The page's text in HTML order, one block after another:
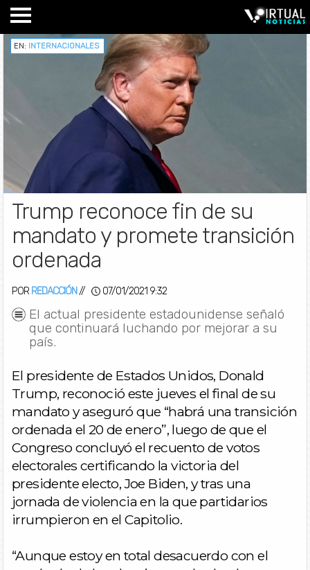
EN: INTERNACIONALES
Trump reconoce fin de su
mandato y promete transición
ordenada
POR REDACCIÓN // 07/01/2021 9:32
El actual presidente estadounidense señaló
que continuará luchando por mejorar a su
país.
El presidente de Estados Unidos, Donald
Trump, reconoció este jueves el final de su
mandato y aseguró que “habrá una transición
ordenada el 20 de enero”, luego de que el
Congreso concluyó el recuento de votos
electorales certificando la victoria del
presidente electo, Joe Biden, y tras una
jornada de violencia en la que partidarios
irrumpieron en el Capitolio.
“Aunque estoy en total desacuerdo con el